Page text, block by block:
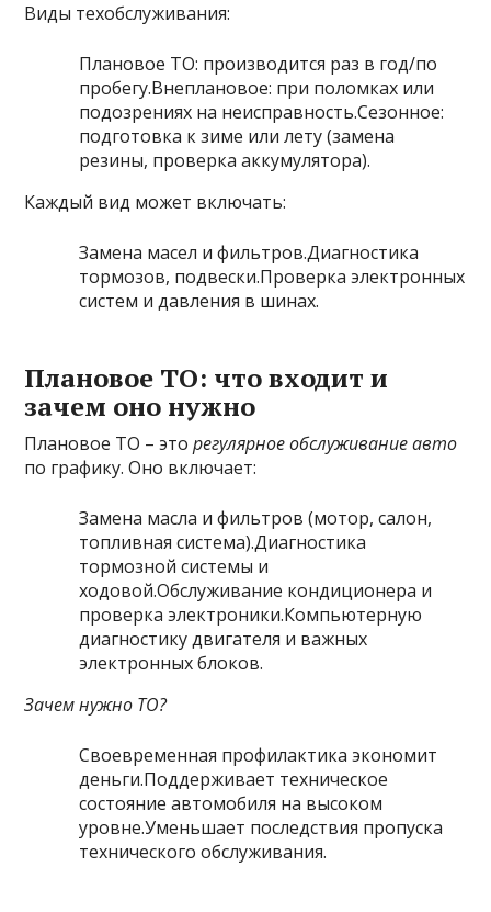
Виды техобслуживания:
Плановое ТО: производится раз в год/по
пробегу.Внеплановое: при поломках или
подозрениях на неисправность.Сезонное:
подготовка к зиме или лету (замена
резины, проверка аккумулятора).
Каждый вид может включать:
Замена масел и фильтров.Диагностика
тормозов, подвески.Проверка электронных
систем и давления в шинах.
Плановое ТО: что входит и
зачем оно нужно
Плановое ТО – эторегулярное обслуживание авто
по графику. Оно включает:
Замена масла и фильтров (мотор, салон,
топливная система).Диагностика
тормозной системы и
ходовой.Обслуживание кондиционера и
проверка электроники.Компьютерную
диагностику двигателя и важных
электронных блоков.
Зачем нужно ТО?
Своевременная профилактика экономит
деньги.Поддерживает техническое
состояние автомобиля на высоком
уровне.Уменьшает последствия пропуска
технического обслуживания.